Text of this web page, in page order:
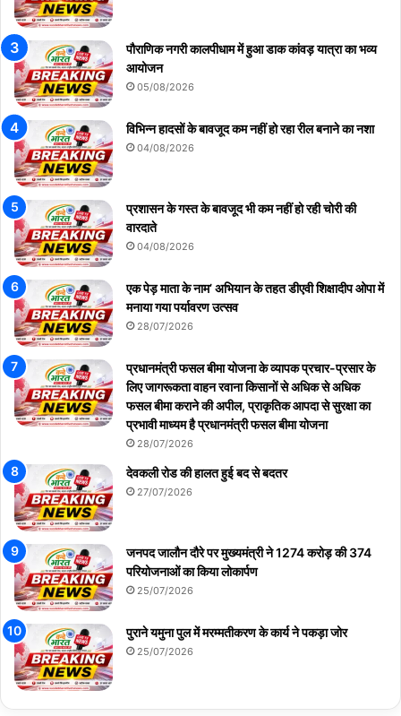
पौराणिक नगरी कालपीधाम में हुआ डाक कांवड़ यात्रा का भव्य
आयोजन
05/08/2026
विभिन्न हादसों के बावजूद कम नहीं हो रहा रील बनाने का नशा
04/08/2026
प्रशासन के गस्त के बावजूद भी कम नहीं हो रही चोरी की
वारदाते
04/08/2026
एक पेड़ माता के नाम’ अभियान के तहत डीएवी शिक्षादीप ओपा में
मनाया गया पर्यावरण उत्सव
28/07/2026
प्रधानमंत्री फसल बीमा योजना के व्यापक प्रचार-प्रसार के
लिए जागरूकता वाहन रवाना किसानों से अधिक से अधिक
फसल बीमा कराने की अपील, प्राकृतिक आपदा से सुरक्षा का
प्रभावी माध्यम है प्रधानमंत्री फसल बीमा योजना
28/07/2026
देवकली रोड की हालत हुई बद से बदतर
27/07/2026
जनपद जालौन दौरे पर मुख्यमंत्री ने 1274 करोड़ की 374
परियोजनाओं का किया लोकार्पण
25/07/2026
पुराने यमुना पुल में मरम्मतीकरण के कार्य ने पकड़ा जोर
25/07/2026